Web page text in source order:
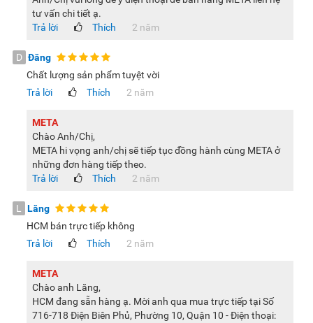
hợp cho người dùng cần một chiếc máy cưa xích hiệu suất
tốt trong tầm giá hợp lý.
Lưu ý:
sản phẩm, màu sắc có thể thay đổi tùy theo sản phẩm thực
tư vấn chi tiết ạ.
Trả lời
Thích 2 năm
D Đăng
Chất lượng sản phẩm tuyệt vời
Trả lời
Thích 2 năm
META
Chào Anh/Chị,
META hi vọng anh/chị sẽ tiếp tục đồng hành cùng META ở
những đơn hàng tiếp theo.
Trả lời
Thích 2 năm
L
Lăng
HCM bán trực tiếp không
Trả lời
Thích 2 năm
META
Chào anh Lăng,
HCM đang sẵn hàng ạ. Mời anh qua mua trực tiếp tại Số
716-718 Điện Biên Phủ, Phường 10, Quận 10 - Điện thoại: